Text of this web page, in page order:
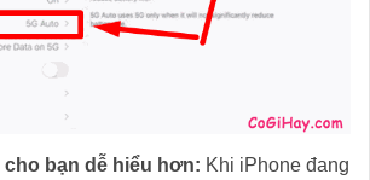
cho bạn dễ hiểu hơn: Khi ‌iPhone‌ đang